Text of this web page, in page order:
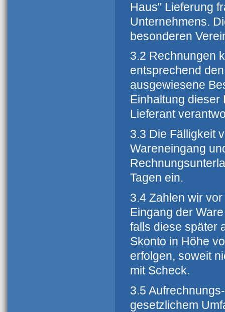
Haus" Lieferung
Unternehmens.
besonderen
3.2 Rechnungen
entsprechend
ausgewiesene
Einhaltung
Lieferant
3.3 Die Fälligkeit
Wareneingang
Tagen ein.
3.4 Zahlen wir
Eingang der
falls diese später
Skonto in Höhe
erfolgen, soweit
mit Scheck.
3.5
gesetzlichem